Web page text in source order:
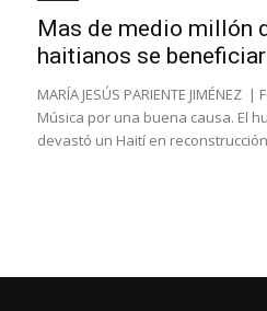
Mas de medio millón
haitianos se
MARÍA JESÚS PARIENTE JIMÉNEZ
Música por una buena causa. El
devastó un Haití en